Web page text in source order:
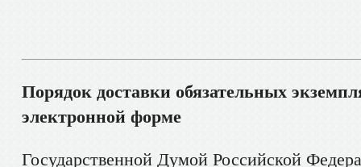
Порядок доставки обязательных
электронной форме
Государственной Думой Российской